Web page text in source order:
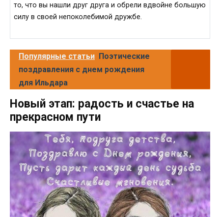
то, что вы нашли друг друга и обрели вдвойне большую
силу в своей непоколебимой дружбе.
Популярные статьи Поэтические
поздравления с днем рождения
для Ильдара
Новый этап: радость и счастье на
прекрасном пути